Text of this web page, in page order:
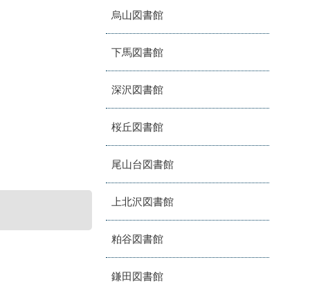
烏山図書館
下馬図書館
深沢図書館
桜丘図書館
尾山台図書館
上北沢図書館
粕谷図書館
鎌田図書館